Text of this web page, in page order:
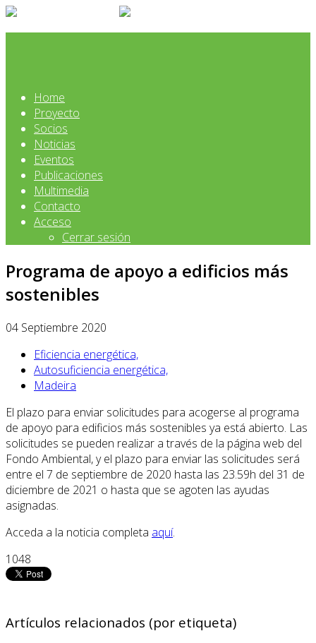
Home
Proyecto
Socios
Noticias
Eventos
Publicaciones
Multimedia
Contacto
Acceso
Cerrar sesión
Programa de apoyo a edificios más
sostenibles
04 Septiembre 2020
Eficiencia energética,
Autosuficiencia energética,
Madeira
El plazo para enviar solicitudes para acogerse al programa
de apoyo para edificios más sostenibles ya está abierto. Las
solicitudes se pueden realizar a través de la página web del
Fondo Ambiental, y el plazo para enviar las solicitudes será
entre el 7 de septiembre de 2020 hasta las 23.59h del 31 de
diciembre de 2021 o hasta que se agoten las ayudas
asignadas.
Acceda a la noticia completa aquí.
1048
Artículos relacionados (por etiqueta)